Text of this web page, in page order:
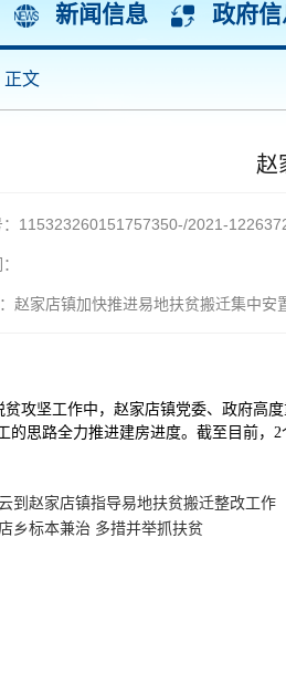
新闻信息 政府
正文
赵
：115323260151757350-/2021-
家店镇加快推进易地扶贫搬迁集中安
贫攻坚工作中，赵家店镇党委、政府高
的思路全力推进建房进度。截至目前，
到赵家店镇指导易地扶贫搬迁整改工作
乡标本兼治 多措并举抓扶贫